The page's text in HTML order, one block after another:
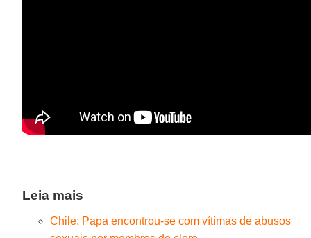
Leia mais
Chile: Papa encontrou-se com vítimas de abusos